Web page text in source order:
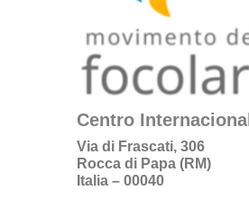
Centro Internacional
Via di Frascati, 306
Rocca di Papa (RM)
Italia – 00040